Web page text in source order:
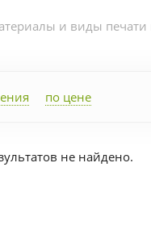
и виды печати
по цене
не найдено.